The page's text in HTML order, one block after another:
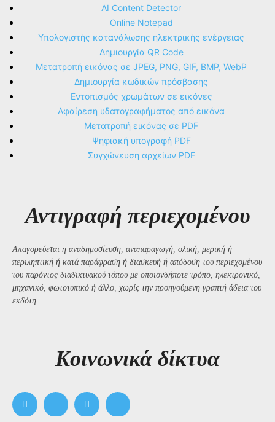
AI Content Detector
Online Notepad
Υπολογιστής κατανάλωσης ηλεκτρικής ενέργειας
Δημιουργία QR Code
Μετατροπή εικόνας σε JPEG, PNG, GIF, BMP, WebP
Δημιουργία κωδικών πρόσβασης
Εντοπισμός χρωμάτων σε εικόνες
Αφαίρεση υδατογραφήματος από εικόνα
Μετατροπή εικόνας σε PDF
Ψηφιακή υπογραφή PDF
Συγχώνευση αρχείων PDF
Αντιγραφή περιεχομένου
Απαγορεύεται η αναδημοσίευση, αναπαραγωγή, ολική, μερική ή
περιληπτική ή κατά παράφραση ή διασκευή ή απόδοση του περιεχομένου
του παρόντος διαδικτυακού τόπου με οποιονδήποτε τρόπο, ηλεκτρονικό,
μηχανικό, φωτοτυπικό ή άλλο, χωρίς την προηγούμενη γραπτή άδεια του
εκδότη.
Kοινωνικά δίκτυα